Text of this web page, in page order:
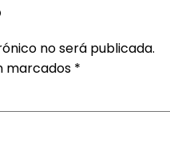
no será publicada.
marcados *